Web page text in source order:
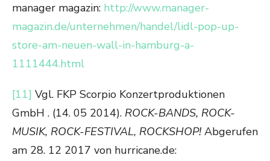
manager magazin: http://www.manager-
magazin.de/unternehmen/handel/lidl-pop-up-
store-am-neuen-wall-in-hamburg-a-
1111444.html
[11] Vgl. FKP Scorpio Konzertproduktionen
GmbH . (14. 05 2014). ROCK-BANDS, ROCK-
MUSIK, ROCK-FESTIVAL, ROCKSHOP!Abgerufen
am 28. 12 2017 von hurricane.de: